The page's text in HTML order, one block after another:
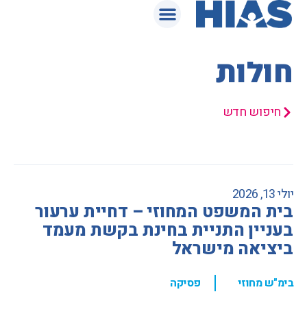
חולות
חיפוש חדש
יולי 13, 2026
בית המשפט המחוזי – דחיית ערעור
בעניין התניית בחינת בקשת מעמד
ביציאה מישראל
בימ"ש מחוזי , פסיקה